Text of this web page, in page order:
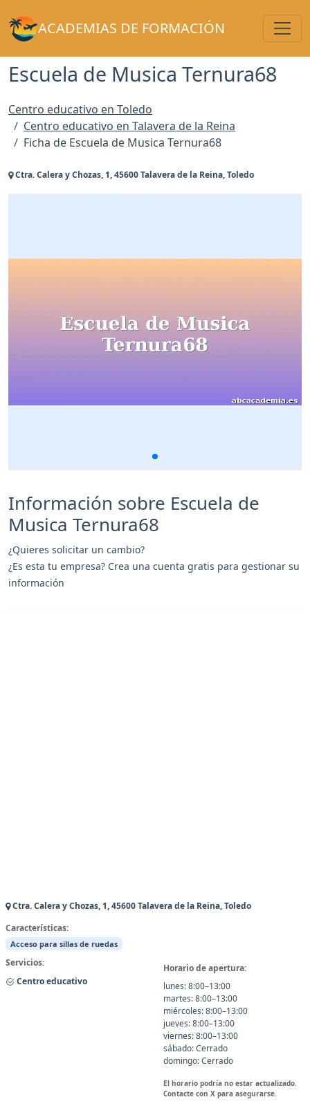
ACADEMIAS DE FORMACIÓN
Escuela de Musica Ternura68
Centro educativo en Toledo
Centro educativo en Talavera de la Reina
Ficha de Escuela de Musica Ternura68
Ctra. Calera y Chozas, 1, 45600 Talavera de la Reina, Toledo
Información sobre Escuela de
Musica Ternura68
¿Quieres solicitar un cambio?
¿Es esta tu empresa? Crea una cuenta gratis para gestionar su
información
Ctra. Calera y Chozas, 1, 45600 Talavera de la Reina, Toledo
Características:
Acceso para sillas de ruedas
Servicios:
Centro educativo
Horario de apertura:
lunes: 8:00–13:00
martes: 8:00–13:00
miércoles: 8:00–13:00
jueves: 8:00–13:00
viernes: 8:00–13:00
sábado: Cerrado
domingo: Cerrado
El horario podría no estar actualizado.
Contacte con X para asegurarse.